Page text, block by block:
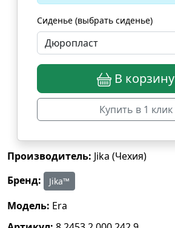
Сиденье (выбрать сиденье)
В корзину
Купить в 1 клик
Производитель: Jika (Чехия)
Бренд:
Jika™
Модель: Era